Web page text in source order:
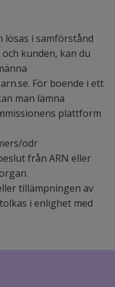
lösas i samförstånd
kunden, kan du
För boende i ett
man lämna
plattform
odr
från ARN eller
tillämpningen av
i enlighet med